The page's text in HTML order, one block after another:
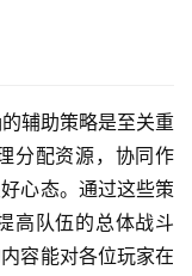
辅助策略是至关重
分配资源，协同作
心态。通过这些策
高队伍的总体战斗
容能对各位玩家在